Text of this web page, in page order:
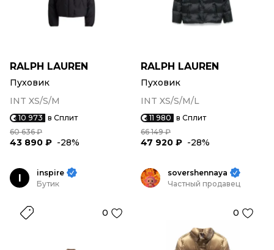
RALPH LAUREN
Пуховик
INT XS/S/M
10 973 в Сплит
60 636 ₽
43 890 ₽ -28%
RALPH LAUREN
Пуховик
INT XS/S/M/L
11 980 в Сплит
66 149 ₽
47 920 ₽ -28%
I
inspire
Бутик
0
sovershennaya
Частный продавец
0